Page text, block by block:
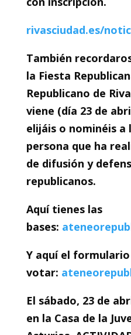
rivasciudad.es/
También
la Fiesta
Republicano de
viene (día 23 de
elijáis o nominéis a
persona que ha
de difusión y
republicanos.
Aquí tienes las
bases:
Y aquí el
votar:
El sábado, 23 de
en la Casa de la